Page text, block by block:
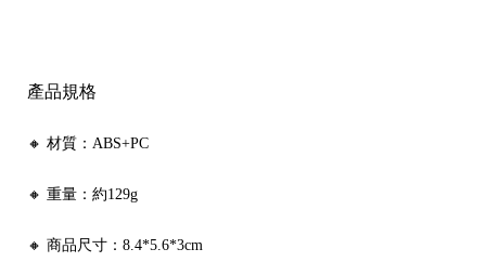
產品規格
🔸 材質：ABS+PC
🔸 重量：約129g
🔸 商品尺寸：8.4*5.6*3cm